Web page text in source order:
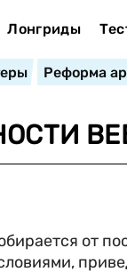
Лонгриды
Реформа
от